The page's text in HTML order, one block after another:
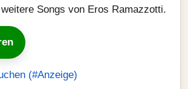
Songs von Eros Ramazzotti.
(#Anzeige)